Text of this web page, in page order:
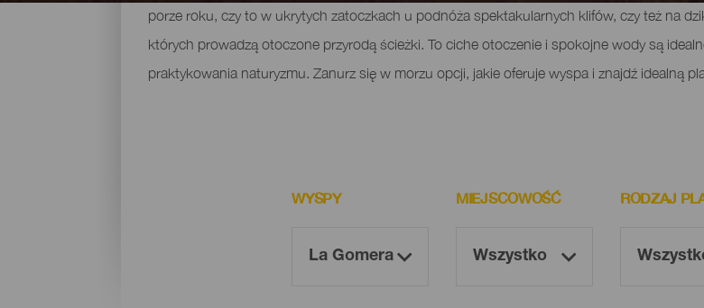
porze roku, czy to w ukrytych zatoczkach u podnóża spektakularnych klifów, czy też na
których prowadzą otoczone przyrodą ścieżki. To ciche otoczenie i spokojne wody są
praktykowania naturyzmu. Zanurz się w morzu opcji, jakie oferuje wyspa i znajdź idealną
WYSPY MIEJSCOWOŚĆ RODZAJ